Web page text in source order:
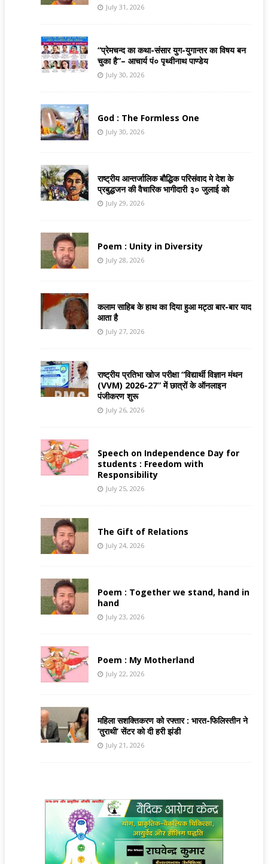
July 31, 2026
“प्रेमचन्द का कथा-संसार युग-युगान्तर का विषय बन
चुका है”– आचार्य पं० पृथ्वीनाथ पाण्डेय
July 30, 2026
God : The Formless One
July 30, 2026
राष्ट्रीय आन्तर्जालिक बौद्धिक परिसंवाद मे देश के
प्रबुद्धजन की वैचारिक भागीदारी ३० जुलाई को
July 29, 2026
Poem : Unity in Diversity
July 28, 2026
कलाम साहिब के हाथ का दिया हुआ मट्ठा बार-बार याद
आता है
July 27, 2026
राष्ट्रीय प्रतिभा खोज परीक्षा “विद्यार्थी विज्ञान मंथन
(VVM) 2026-27” में छात्रों के ऑनलाइन
पंजीकरण शुरू
July 26, 2026
Speech on Independence Day for
students : Freedom with
Responsibility
July 25, 2026
The Gift of Relations
July 24, 2026
Poem : Together we stand, hand in
hand
July 23, 2026
Poem : My Motherland
July 22, 2026
महिला सशक्तिकरण को रफ्तार : भारत-फिलिस्तीन ने
‘तुराथी’ सेंटर को दी हरी झंडी
July 21, 2026